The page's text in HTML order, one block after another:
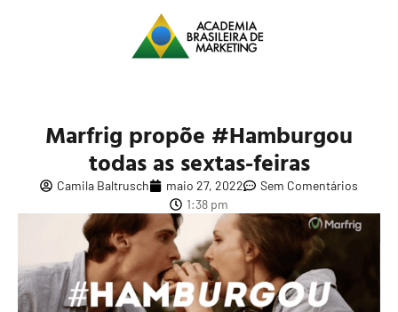
Marfrig propõe #Hamburgou
todas as sextas-feiras
Camila Baltrusch maio 27, 2022
Sem Comentários
1:38 pm